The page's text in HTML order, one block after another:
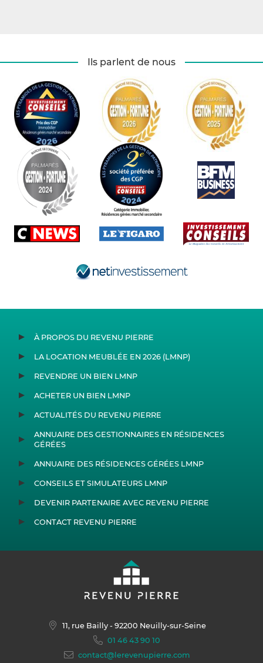
Ils parlent de nous
À PROPOS DU REVENU PIERRE
LA LOCATION MEUBLÉE EN 2026 (LMNP)
REVENDRE UN BIEN LMNP
ACHETER UN BIEN LMNP
ACTUALITÉS DU REVENU PIERRE
ANNUAIRE DES GESTIONNAIRES EN RÉSIDENCES
GÉRÉES
ANNUAIRE DES RÉSIDENCES GÉRÉES LMNP
CONSEILS ET SIMULATEURS LMNP
DEVENIR PARTENAIRE AVEC REVENU PIERRE
CONTACT REVENU PIERRE
11, rue Bailly- 92200 Neuilly-sur-Seine
01 46 43 90 10
contact@lerevenupierre.com